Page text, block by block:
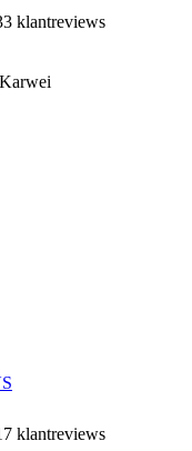
klantreviews
klantreviews